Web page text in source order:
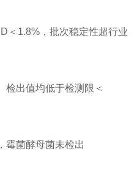
＜1.8%，批次稳定性超行业
检出值均低于检测限＜
霉菌酵母菌未检出